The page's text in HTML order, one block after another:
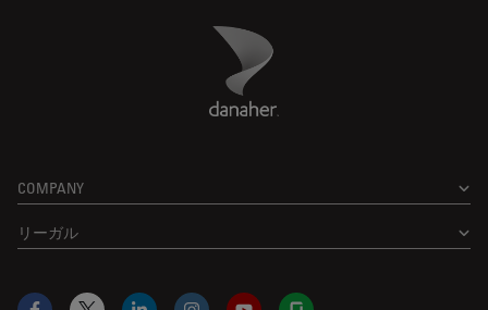
Danaher Logo
COMPANY
リーガル